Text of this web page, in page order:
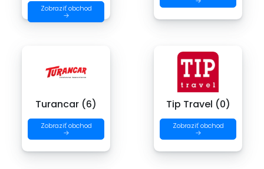
Zobraziť obchod
→
Turancar (6)
Zobraziť obchod
→
Tip Travel (0)
Zobraziť obchod
→